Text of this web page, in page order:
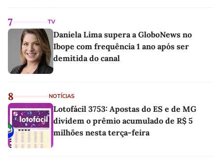
7 TV
Daniela Lima supera a GloboNews no
Ibope com frequência 1 ano após ser
demitida do canal
8 NOTÍCIAS
Lotofácil 3753: Apostas do ES e de MG
dividem o prêmio acumulado de R$ 5
milhões nesta terça-feira